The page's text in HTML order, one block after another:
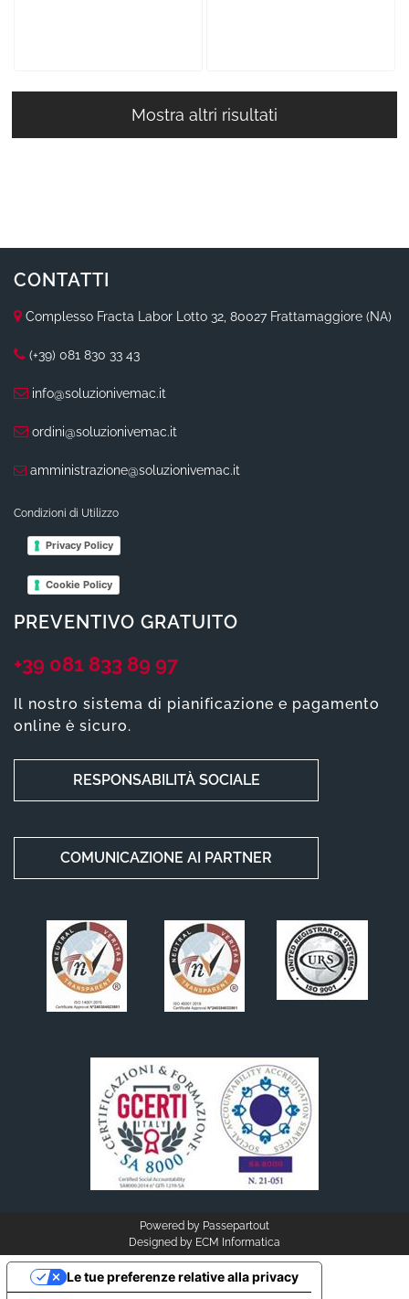
Mostra altri risultati
CONTATTI
Complesso Fracta Labor Lotto 32, 80027 Frattamaggiore (NA)
(+39) 081 830 33 43
info@soluzionivemac.it
ordini@soluzionivemac.it
amministrazione@soluzionivemac.it
Condizioni di Utilizzo
Privacy Policy
Cookie Policy
PREVENTIVO GRATUITO
+39 081 833 89 97
Il nostro sistema di pianificazione e pagamento
online è sicuro.
RESPONSABILITÀ SOCIALE
COMUNICAZIONE AI PARTNER
Powered by Passepartout
Designed by ECM Informatica
Le tue preferenze relative alla privacy